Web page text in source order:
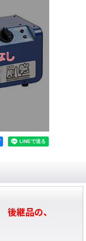
継品の、